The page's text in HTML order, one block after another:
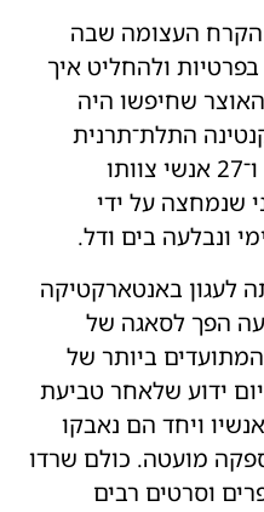
הקרח העצומה שבה
ולהחליט איך
שחיפשו היה
התלת־תרנית
שנשאה את ארנסט שקלטון ו־27 אנשי צוותו
ב־1914 לפני שנמחצה על ידי
ונבלעה בים ודל.
לעגון באנטארקטיקה
הפך לסאגה של
ביותר של
ידוע שלאחר טביעת
ויחד הם נאבקו
מועטה. כולם שרדו
וסרטים רבים